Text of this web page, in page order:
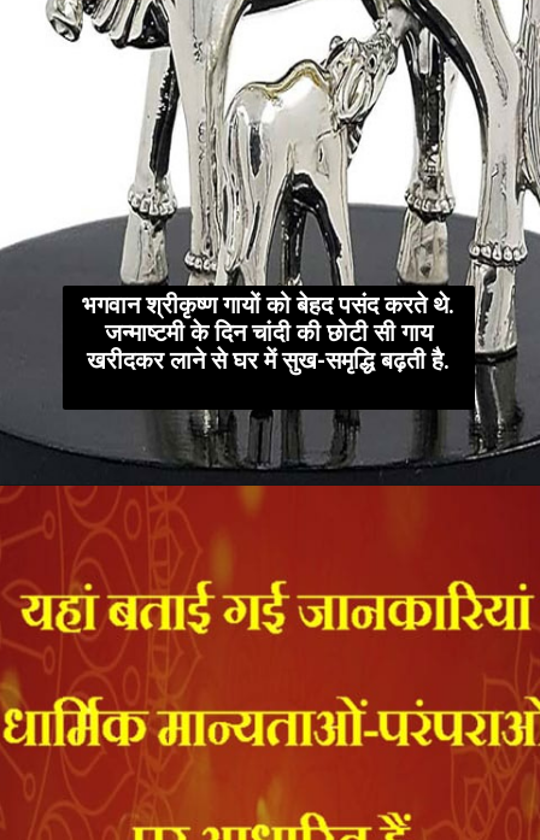
भगवान श्रीकृष्ण गायों को बेहद पसंद करते थे.
जन्माष्टमी के दिन चांदी की छोटी सी गाय
खरीदकर लाने से घर में सुख-समृद्धि बढ़ती है.